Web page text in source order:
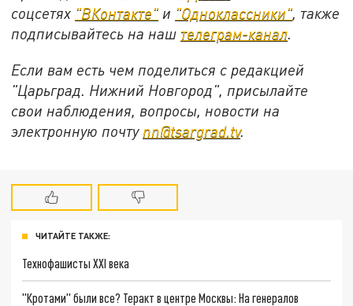
соцсетях "ВКонтакте" и "Одноклассники", также
подписывайтесь на наш телеграм-канал.
Если вам есть чем поделиться с редакцией
"Царьград. Нижний Новгород", присылайте
свои наблюдения, вопросы, новости на
электронную почту nn@tsargrad.tv.
ЧИТАЙТЕ ТАКЖЕ:
Технофашисты XXI века
"Кротами" были все? Теракт в центре Москвы: На генералов